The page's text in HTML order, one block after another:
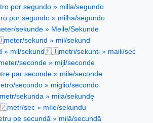
por segundo » milla/segundo
por segundo » milha/segundo
sekunde » Meile/Sekunde
meter/sekund » mil/sekund
» mil/sekund🇫🇮metri/sekunti » maili/sec
seconde » mijl/seconde
par seconde » mile/seconde
secondo » miglio/secondo
sekunda » mila/sekundę
metr/sec » míle/sekundu
pe secundă » milă/secundă